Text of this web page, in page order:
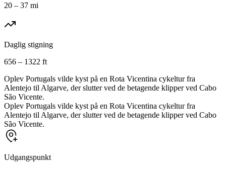
20 – 37 mi
Daglig stigning
656 – 1322 ft
Oplev Portugals vilde kyst på en Rota Vicentina cykeltur fra
Alentejo til Algarve, der slutter ved de betagende klipper ved Cabo
São Vicente.
Oplev Portugals vilde kyst på en Rota Vicentina cykeltur fra
Alentejo til Algarve, der slutter ved de betagende klipper ved Cabo
São Vicente.
Udgangspunkt